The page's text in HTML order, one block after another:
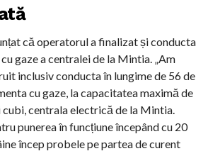
că operatorul a finalizat și conducta
gaze a centralei de la Mintia. „Am
inclusiv conducta în lungime de 56 de
cu gaze, la capacitatea maximă de
centrala electrică de la Mintia.
punerea în funcțiune începând cu 20
încep probele pe partea de curent